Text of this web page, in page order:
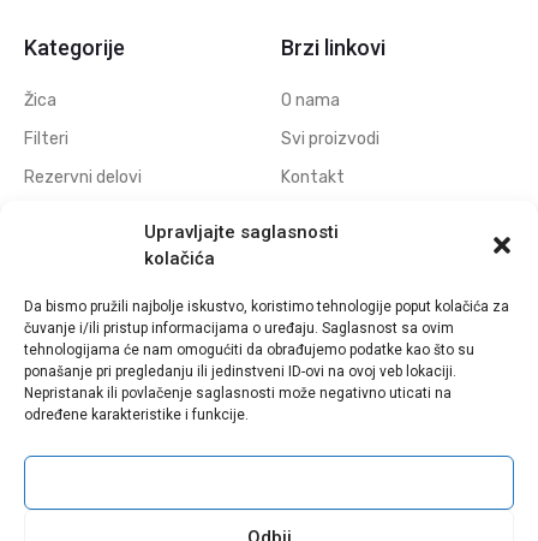
Upravljajte saglasnosti
kolačića
Da bismo pružili najbolje iskustvo, koristimo tehnologije poput kolačića za
čuvanje i/ili pristup informacijama o uređaju. Saglasnost sa ovim
tehnologijama će nam omogućiti da obrađujemo podatke kao što su
ponašanje pri pregledanju ili jedinstveni ID-ovi na ovoj veb lokaciji.
Nepristanak ili povlačenje saglasnosti može negativno uticati na
određene karakteristike i funkcije.
Kategorije
Žica
Filteri
Rezervni delovi
Elektrode za erodiranje
Polufabrikati grafitnih
elektroda
Polufabrikati bakarnih
elektroda
Brzi linkovi
O nama
Svi proizvodi
Kontakt